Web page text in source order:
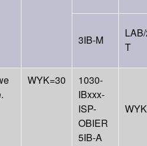
3IB-M
T
WYK=30
1030-
IBxxx-
ISP-
OBIER
5IB-A